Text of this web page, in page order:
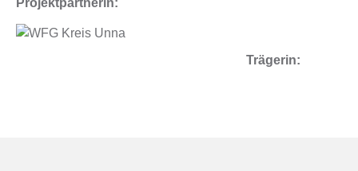
Projektpartnerin:
Trägerin: